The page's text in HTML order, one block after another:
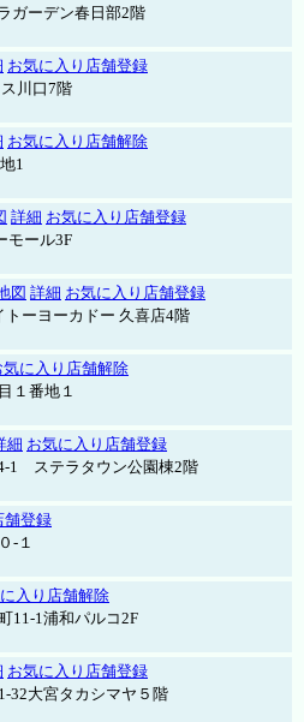
ガーデン春日部2階
お気に入り店舗登録
川口7階
お気に入り店舗解除
1
詳細 お気に入り店舗登録
モール3F
図 詳細 お気に入り店舗登録
ーヨーカドー 久喜店4階
気に入り店舗解除
１番地１
細 お気に入り店舗登録
1 ステラタウン公園棟2階
舗登録
-１
入り店舗解除
11-1浦和パルコ2F
お気に入り店舗登録
32大宮タカシマヤ５階